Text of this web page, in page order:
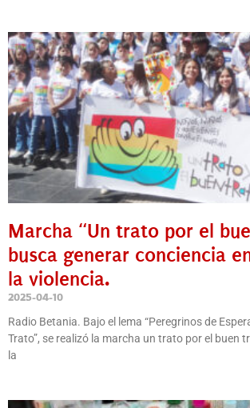
Marcha “Un trato por el
busca generar conciencia
la violencia.
2025-04-10
Radio Betania. Bajo el lema “Peregrinos de
Trato”, se realizó la marcha un trato por el buen
la